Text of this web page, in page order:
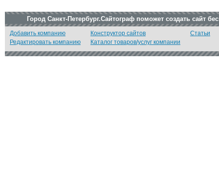
Город Санкт-Петербург.Сайтограф поможет создать сайт
Добавить компанию
Редактировать компанию
Конструктор сайтов
Каталог товаров/услуг компании
Статьи